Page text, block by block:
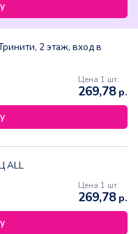
2 этаж, вход в
Цена 1 шт.
269,78р.
ALL
Цена 1 шт.
269,78р.